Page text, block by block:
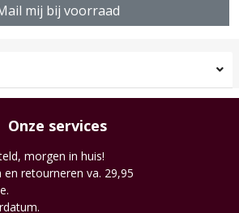
mij bij voorraad
Onze services
morgen in huis!
en retourneren va. 29,95